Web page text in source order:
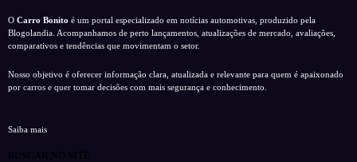
O Carro Bonito é um portal especializado em notícias automotivas, produzido pela
Blogolandia. Acompanhamos de perto lançamentos, atualizações de mercado, avaliações,
comparativos e tendências que movimentam o setor.
Nosso objetivo é oferecer informação clara, atualizada e relevante para quem é apaixonado
por carros e quer tomar decisões com mais segurança e conhecimento.
Saiba mais
BUSCAR NO SITE